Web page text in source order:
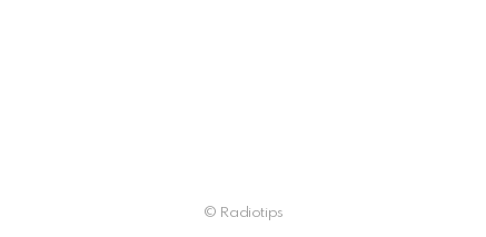
© Radiotips